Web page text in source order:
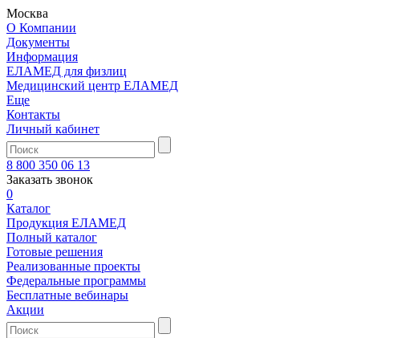
Москва
О Компании
Документы
Информация
ЕЛАМЕД для физлиц
Медицинский центр ЕЛАМЕД
Еще
Контакты
Личный кабинет
8 800 350 06 13
Заказать звонок
0
Каталог
Продукция ЕЛАМЕД
Полный каталог
Готовые решения
Реализованные проекты
Федеральные программы
Бесплатные вебинары
Акции